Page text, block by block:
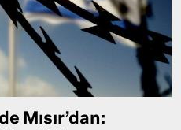
Mısır’dan: